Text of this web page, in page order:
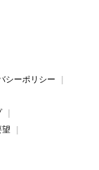
シーポリシー
望